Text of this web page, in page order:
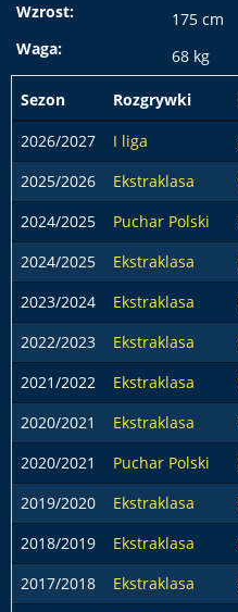
Wzrost:
175 cm
Waga:
68 kg
Sezon Rozgrywki
2026/2027
I liga
2025/2026
Ekstraklasa
2024/2025
Puchar Polski
2024/2025
Ekstraklasa
2023/2024
Ekstraklasa
2022/2023
Ekstraklasa
2021/2022
Ekstraklasa
2020/2021
Ekstraklasa
2020/2021
Puchar Polski
2019/2020
Ekstraklasa
2018/2019
Ekstraklasa
2017/2018
Ekstraklasa